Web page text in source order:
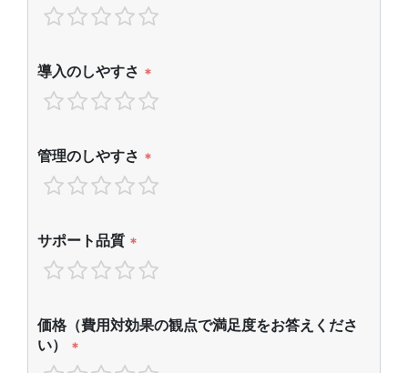
導入のしやすさ *
管理のしやすさ *
サポート品質 *
価格（費用対効果の観点で満足度をお答えくださ
い）
*